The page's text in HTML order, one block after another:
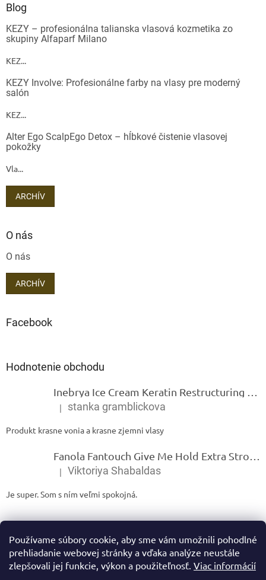
Používame súbory cookie, aby sme vám umožnili pohodlné
prehliadanie webovej stránky a vďaka analýze neustále
zlepšovali jej funkcie, výkon a použiteľnosť. Viac informácií
Blog
KEZY – profesionálna talianska vlasová kozmetika zo
skupiny Alfaparf Milano
KEZ...
KEZY Involve: Profesionálne farby na vlasy pre moderný
salón
KEZ...
Alter Ego ScalpEgo Detox – hĺbkové čistenie vlasovej
pokožky
Vla...
ARCHÍV
O nás
O nás
ARCHÍV
Facebook
Hodnotenie obchodu
Hodnotenie produktu je 5 z 5 hviezdičiek.
| stanka gramblickova
Produkt krasne vonia a krasne zjemni vlasy
Hodnotenie produktu je 5 z 5 hviezdičiek.
| Viktoriya Shabaldas
Je super. Som s ním veľmi spokojná.